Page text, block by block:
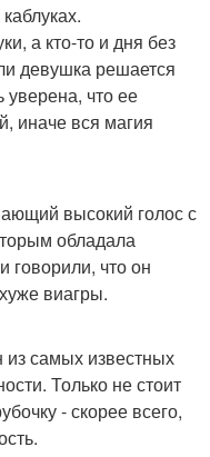
а кто-то и дня без
девушка решается
что ее
иначе вся магия
высокий голос с
обладала
что он
виагры.
самых известных
Только не стоит
- скорее всего,